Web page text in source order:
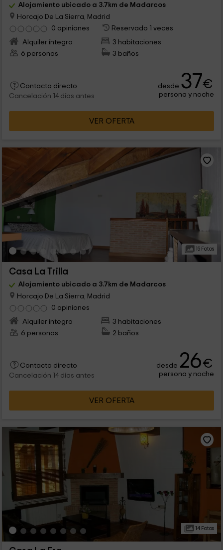
Alojamiento ubicado a 3.7km de Madarcos
Horcajo De La Sierra, Madrid
0 opiniones
Reservado 1 veces
Alquiler íntegro
3 habitaciones
6 personas
3 baños
Contacto directo
Cancelación 14 días antes
desde 37€
persona y noche
VER OFERTA
15 Fotos
Casa La Trilla
Alojamiento ubicado a 3.7km de Madarcos
Horcajo De La Sierra, Madrid
0 opiniones
Alquiler íntegro
3 habitaciones
6 personas
2 baños
Contacto directo
Cancelación 14 días antes
desde 26€
persona y noche
VER OFERTA
14 Fotos